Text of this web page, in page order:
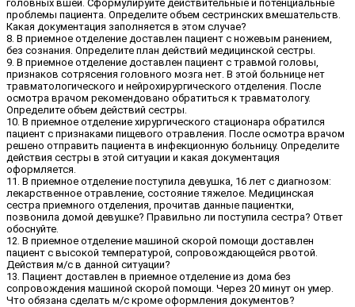
головных вшей. Сформулируйте действительные и потенциальные
проблемы пациента. Определите объем сестринских вмешательств.
Какая документация заполняется в этом случае?
8. В приемное отделение доставлен пациент с ножевым ранением,
без сознания. Определите план действий медицинской сестры.
9. В приемное отделение доставлен пациент с травмой головы,
признаков сотрясения головного мозга нет. В этой больнице нет
травматологического и нейрохирургического отделения. После
осмотра врачом рекомендовано обратиться к травматологу.
Определите объем действий сестры.
10. В приемное отделение хирургического стационара обратился
пациент с признаками пищевого отравления. После осмотра врачом
решено отправить пациента в инфекционную больницу. Определите
действия сестры в этой ситуации и какая документация
оформляется.
11. В приемное отделение поступила девушка, 16 лет с диагнозом:
лекарственное отравление, состояние тяжелое. Медицинская
сестра приемного отделения, прочитав данные пациентки,
позвонила домой девушке? Правильно ли поступила сестра? Ответ
обоснуйте.
12. В приемное отделение машиной скорой помощи доставлен
пациент с высокой температурой, сопровождающейся рвотой.
Действия м/с в данной ситуации?
13. Пациент доставлен в приемное отделение из дома без
сопровождения машиной скорой помощи. Через 20 минут он умер.
Что обязана сделать м/с кроме оформления документов?